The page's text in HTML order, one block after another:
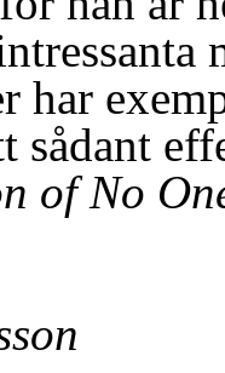
har
sådant
of No